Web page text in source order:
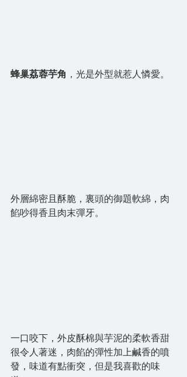
蜂巢荔蓉芋角 ，光是外型就惹人憐愛。
外層綿密且酥脆，裏頭的御題軟綿，肉
餡吵得香且肉末彈牙。
一口咬下，外皮酥棉與芋泥的柔軟香甜
很令人著迷，肉餡的彈性加上鹹香的噴
發，味道有點衝突，但是我喜歡的味